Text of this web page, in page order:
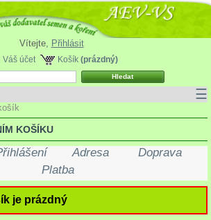
Vítejte, Přihlásit
Košík (prázdný)
Váš účet
☰
KOŠÍKU
Adresa
Doprava
Platba
je prázdný